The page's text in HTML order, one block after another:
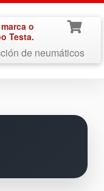
o
Testa.
de neumáticos